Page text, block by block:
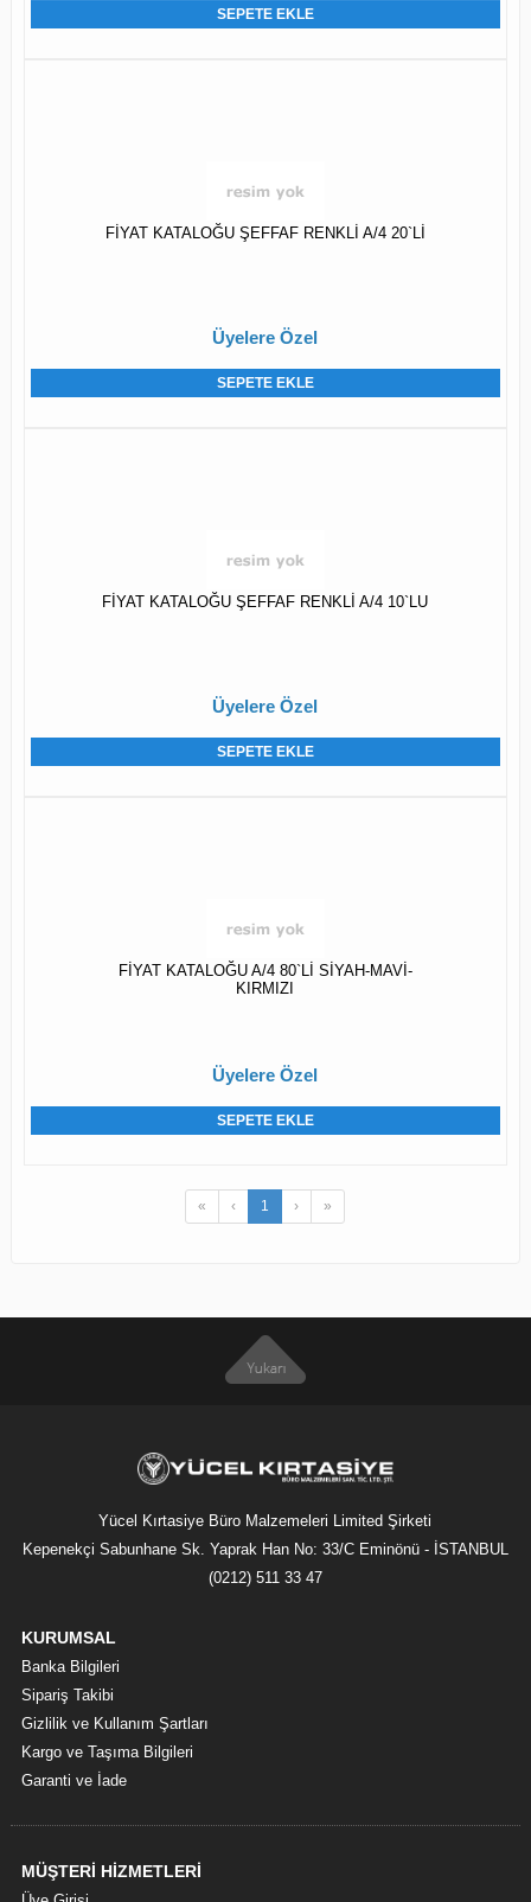
SEPETE EKLE
FİYAT KATALOĞU ŞEFFAF RENKLİ A/4 20`Lİ
Üyelere Özel
SEPETE EKLE
FİYAT KATALOĞU ŞEFFAF RENKLİ A/4 10`LU
Üyelere Özel
SEPETE EKLE
FİYAT KATALOĞU A/4 80`Lİ SİYAH-MAVİ-
KIRMIZI
Üyelere Özel
SEPETE EKLE
« ‹ 1 › »
Yücel Kırtasiye Büro Malzemeleri Limited Şirketi
Kepenekçi Sabunhane Sk. Yaprak Han No: 33/C Eminönü - İSTANBUL
(0212) 511 33 47
KURUMSAL
Banka Bilgileri
Sipariş Takibi
Gizlilik ve Kullanım Şartları
Kargo ve Taşıma Bilgileri
Garanti ve İade
MÜŞTERİ HİZMETLERİ